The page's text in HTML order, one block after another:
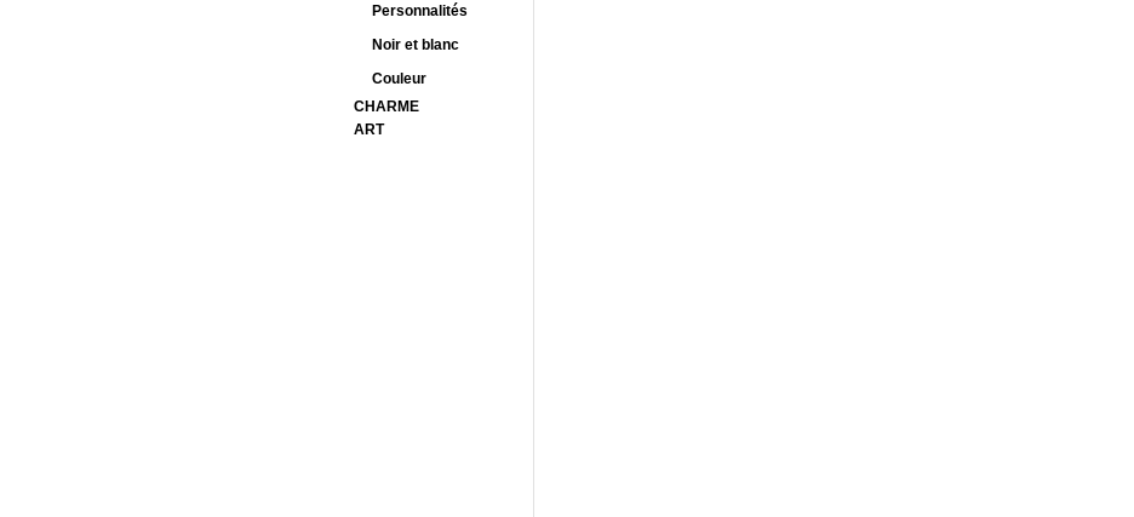
Personnalités
Noir et blanc
Couleur
CHARME
ART